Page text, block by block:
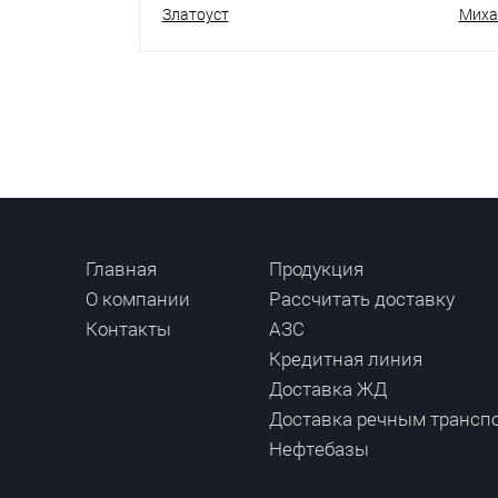
Златоуст
Главная
О компании
Контакты
Продукция
Рассчитать доставку
АЗС
Кредитная линия
Доставка ЖД
Доставка речным
Нефтебазы